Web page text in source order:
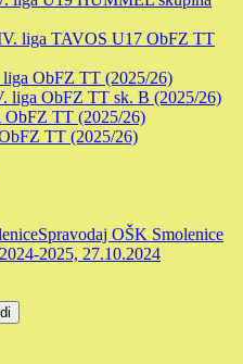
liga TAVOS U17 ObFZ TT
ObFZ TT (2025/26)
liga ObFZ TT sk. B (2025/26)
ObFZ TT (2025/26)
TT (2025/26)
Spravodaj OŠK Smolenice
2025, 27.10.2024